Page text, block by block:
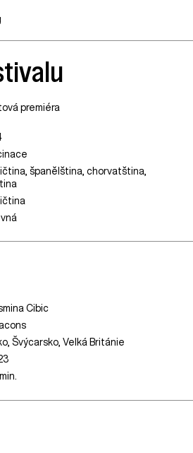
premiéra
španělština, chorvatština,
Cibic
,Švýcarsko,Velká Británie